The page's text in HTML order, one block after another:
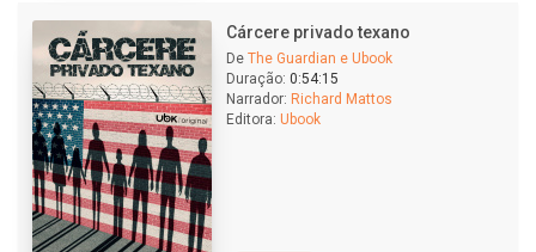
Cárcere privado texano
De The Guardian e Ubook
Duração: 0:54:15
Narrador: Richard Mattos
Editora: Ubook